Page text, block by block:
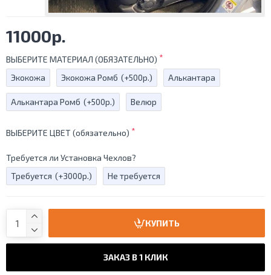
11000р.
ВЫБЕРИТЕ МАТЕРИАЛ (ОБЯЗАТЕЛЬНО)
Экокожа
Экокожа Ромб (+500р.) Алькантара
Алькантара Ромб (+500р.) Велюр
ВЫБЕРИТЕ ЦВЕТ (обязательно)
Требуется ли Установка Чехлов?
Требуется (+3000р.) Не требуется
КУПИТЬ
ЗАКАЗ В 1 КЛИК